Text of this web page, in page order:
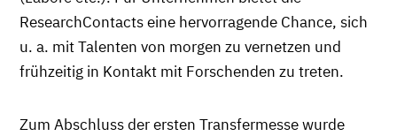
ResearchContacts eine hervorragende Chance, sich
u. a. mit Talenten von morgen zu vernetzen und
frühzeitig in Kontakt mit Forschenden zu treten.
Zum Abschluss der ersten Transfermesse wurde